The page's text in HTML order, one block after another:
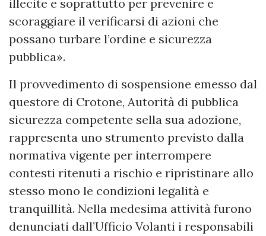
illecite e soprattutto per prevenire e
scoraggiare il verificarsi di azioni che
possano turbare l’ordine e sicurezza
pubblica».
Il provvedimento di sospensione emesso dal
questore di Crotone, Autorità di pubblica
sicurezza competente sella sua adozione,
rappresenta uno strumento previsto dalla
normativa vigente per interrompere
contesti ritenuti a rischio e ripristinare allo
stesso mono le condizioni legalità e
tranquillità. Nella medesima attività furono
denunciati dall’Ufficio Volanti i responsabili